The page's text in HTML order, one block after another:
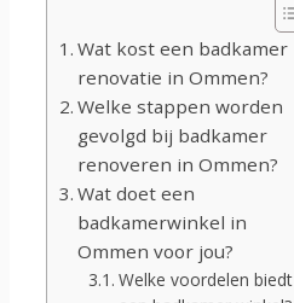
Wat kost een badkamer
renovatie in Ommen?
Welke stappen worden
gevolgd bij badkamer
renoveren in Ommen?
Wat doet een
badkamerwinkel in
Ommen voor jou?
Welke voordelen biedt